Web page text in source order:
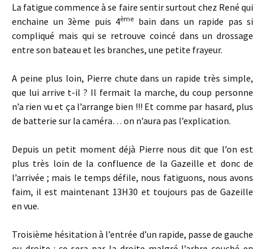
La fatigue commence à se faire sentir surtout chez René qui
enchaine un 3ème puis 4ème bain dans un rapide pas si
compliqué mais qui se retrouve coincé dans un drossage
entre son bateau et les branches, une petite frayeur.
A peine plus loin, Pierre chute dans un rapide très simple,
que lui arrive t-il ? Il fermait la marche, du coup personne
n’a rien vu et ça l’arrange bien !!! Et comme par hasard, plus
de batterie sur la caméra… on n’aura pas l’explication.
Depuis un petit moment déjà Pierre nous dit que l’on est
plus très loin de la confluence de la Gazeille et donc de
l’arrivée ; mais le temps défile, nous fatiguons, nous avons
faim, il est maintenant 13H30 et toujours pas de Gazeille
en vue.
Troisième hésitation à l’entrée d’un rapide, passe de gauche